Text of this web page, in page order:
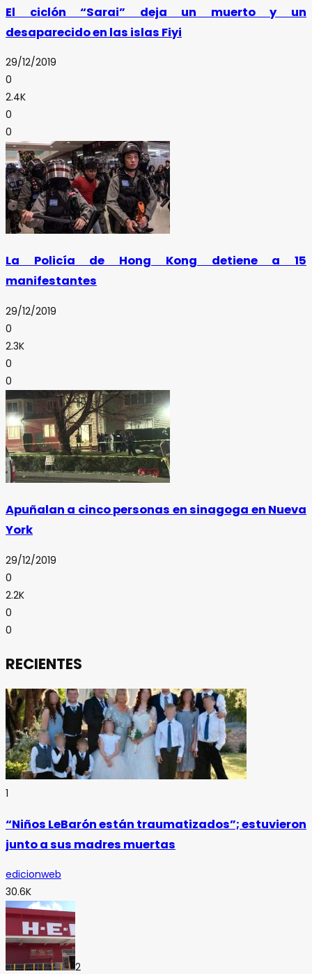
El ciclón “Sarai” deja un muerto y un
desaparecido en las islas Fiyi
29/12/2019
0
2.4K
0
0
La Policía de Hong Kong detiene a 15
manifestantes
29/12/2019
0
2.3K
0
0
Apuñalan a cinco personas en sinagoga en Nueva
York
29/12/2019
0
2.2K
0
0
RECIENTES
1
“Niños LeBarón están traumatizados”; estuvieron
junto a sus madres muertas
edicionweb
30.6K
2